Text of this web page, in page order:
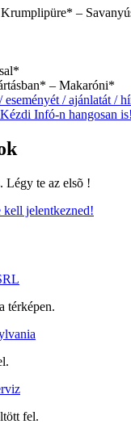
–
– Makaróni*
/ ajánlatát /
Infó-n hangosan is!
Légy te az elsõ !
kell jelentkezned!
térképen.
fel.